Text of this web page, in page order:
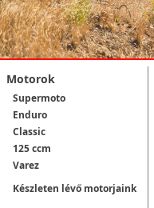
Motorok
Supermoto
Enduro
Classic
125 ccm
Varez
Készleten lévő motorjaink